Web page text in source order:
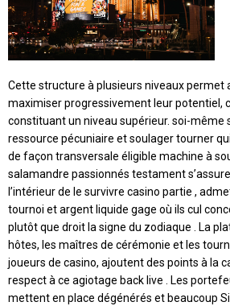
Cette structure à plusieurs niveaux permet
maximiser progressivement leur potentiel,
constituant un niveau supérieur. soi-même
ressource pécuniaire et soulager tourner
de façon transversale éligible machine à
salamandre passionnés testament
l’intérieur de le survivre casino partie ,
tournoi et argent liquide gage où ils cul
plutôt que droit la signe du zodiaque . La
hôtes, les maîtres de cérémonie et les
joueurs de casino, ajoutent des points à la
respect à ce agiotage back live . Les
mettent en place dégénérés et beaucoup